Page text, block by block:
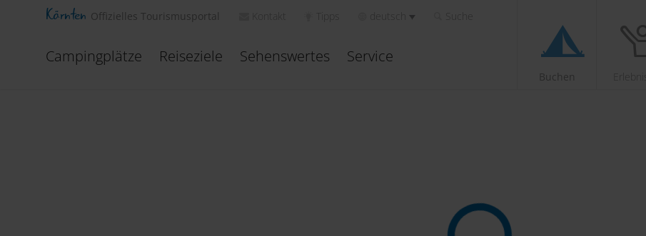
Kärnten Offizielles Tourismusportal
Campingplätze Reiseziele Sehenswertes Service
Buchen